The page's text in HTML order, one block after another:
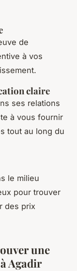
de
à vos
claire
ses relations
à vous fournir
tout au long du
le milieu
pour trouver
des prix
une
Agadir